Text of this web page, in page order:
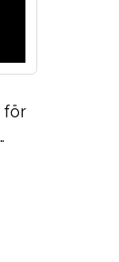
för